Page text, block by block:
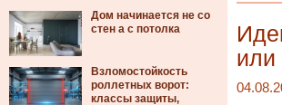
Дом начинается не со
стен а с потолка
Взломостойкость
роллетных ворот:
классы защиты,
или